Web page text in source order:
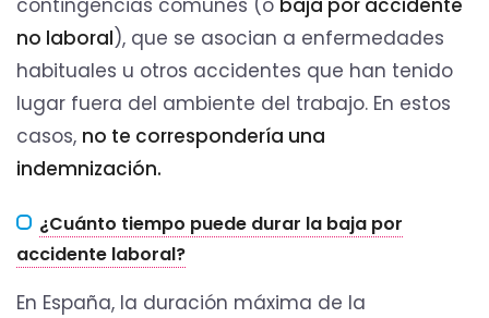
contingencias comunes (o baja por accidente
no laboral), que se asocian a enfermedades
habituales u otros accidentes que han tenido
lugar fuera del ambiente del trabajo. En estos
casos, no te correspondería una
indemnización.
¿Cuánto tiempo puede durar la baja por
accidente laboral?
En España, la duración máxima de la